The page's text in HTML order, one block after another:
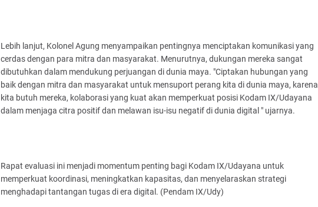
Lebih lanjut, Kolonel Agung menyampaikan pentingnya menciptakan komunikasi yang
cerdas dengan para mitra dan masyarakat. Menurutnya, dukungan mereka sangat
dibutuhkan dalam mendukung perjuangan di dunia maya. "Ciptakan hubungan yang
baik dengan mitra dan masyarakat untuk mensuport perang kita di dunia maya, karena
kita butuh mereka, kolaborasi yang kuat akan memperkuat posisi Kodam IX/Udayana
dalam menjaga citra positif dan melawan isu-isu negatif di dunia digital " ujarnya.
Rapat evaluasi ini menjadi momentum penting bagi Kodam IX/Udayana untuk
memperkuat koordinasi, meningkatkan kapasitas, dan menyelaraskan strategi
menghadapi tantangan tugas di era digital. (Pendam IX/Udy)